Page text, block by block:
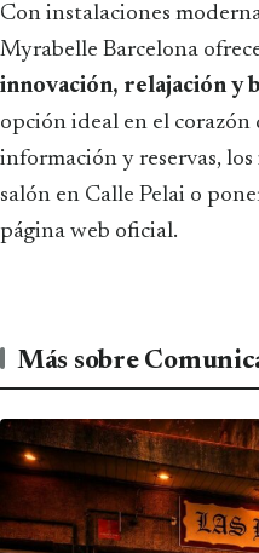
Con instalaciones
Myrabelle Barcelona
innovación, relajación y
opción ideal en el corazón
información y reservas,
salón en Calle Pelai o
página web oficial.
Más sobre